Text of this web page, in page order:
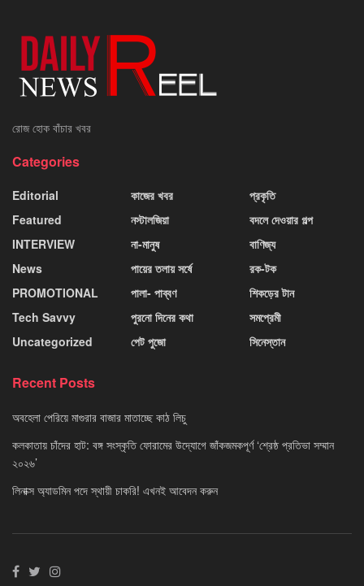
রোজ হোক বাঁচার খবর
Categories
Editorial
Featured
INTERVIEW
News
PROMOTIONAL
Tech Savvy
Uncategorized
কাজের খবর
নস্টালজিয়া
না-মানুষ
পায়ের তলায় সর্ষে
পালা- পাব্বণ
পুরনো দিনের কথা
পেট পুজো
প্রকৃতি
বদলে দেওয়ার গল্প
বাণিজ্য
রক-টক
শিকড়ের টান
সমপ্রেমী
সিনেস্তান
Recent Posts
অবহেলা পেরিয়ে মাগুরার বাজার মাতাচ্ছে কাঠ লিচু
কলকাতায় চাঁদের হাট: বঙ্গ সংস্কৃতি ফোরামের উদ্যোগে জাঁকজমকপূর্ণ ‘শ্রেষ্ঠ প্রতিভা সম্মান
২০২৬’
লিনাক্স অ্যাডমিন পদে স্থায়ী চাকরি! এখনই আবেদন করুন